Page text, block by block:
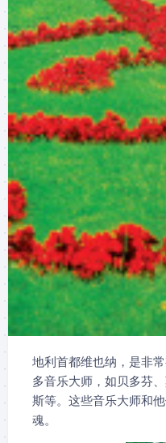
地利首都维也纳，是非
多音乐大师，如贝多芬
斯等。这些音乐大师和
魂。